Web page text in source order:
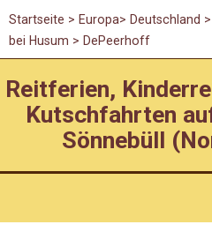
Startseite > Europa> Deutschland >
bei Husum > DePeerhoff
Reitferien,
Kutschfahrten
Sönnebüll